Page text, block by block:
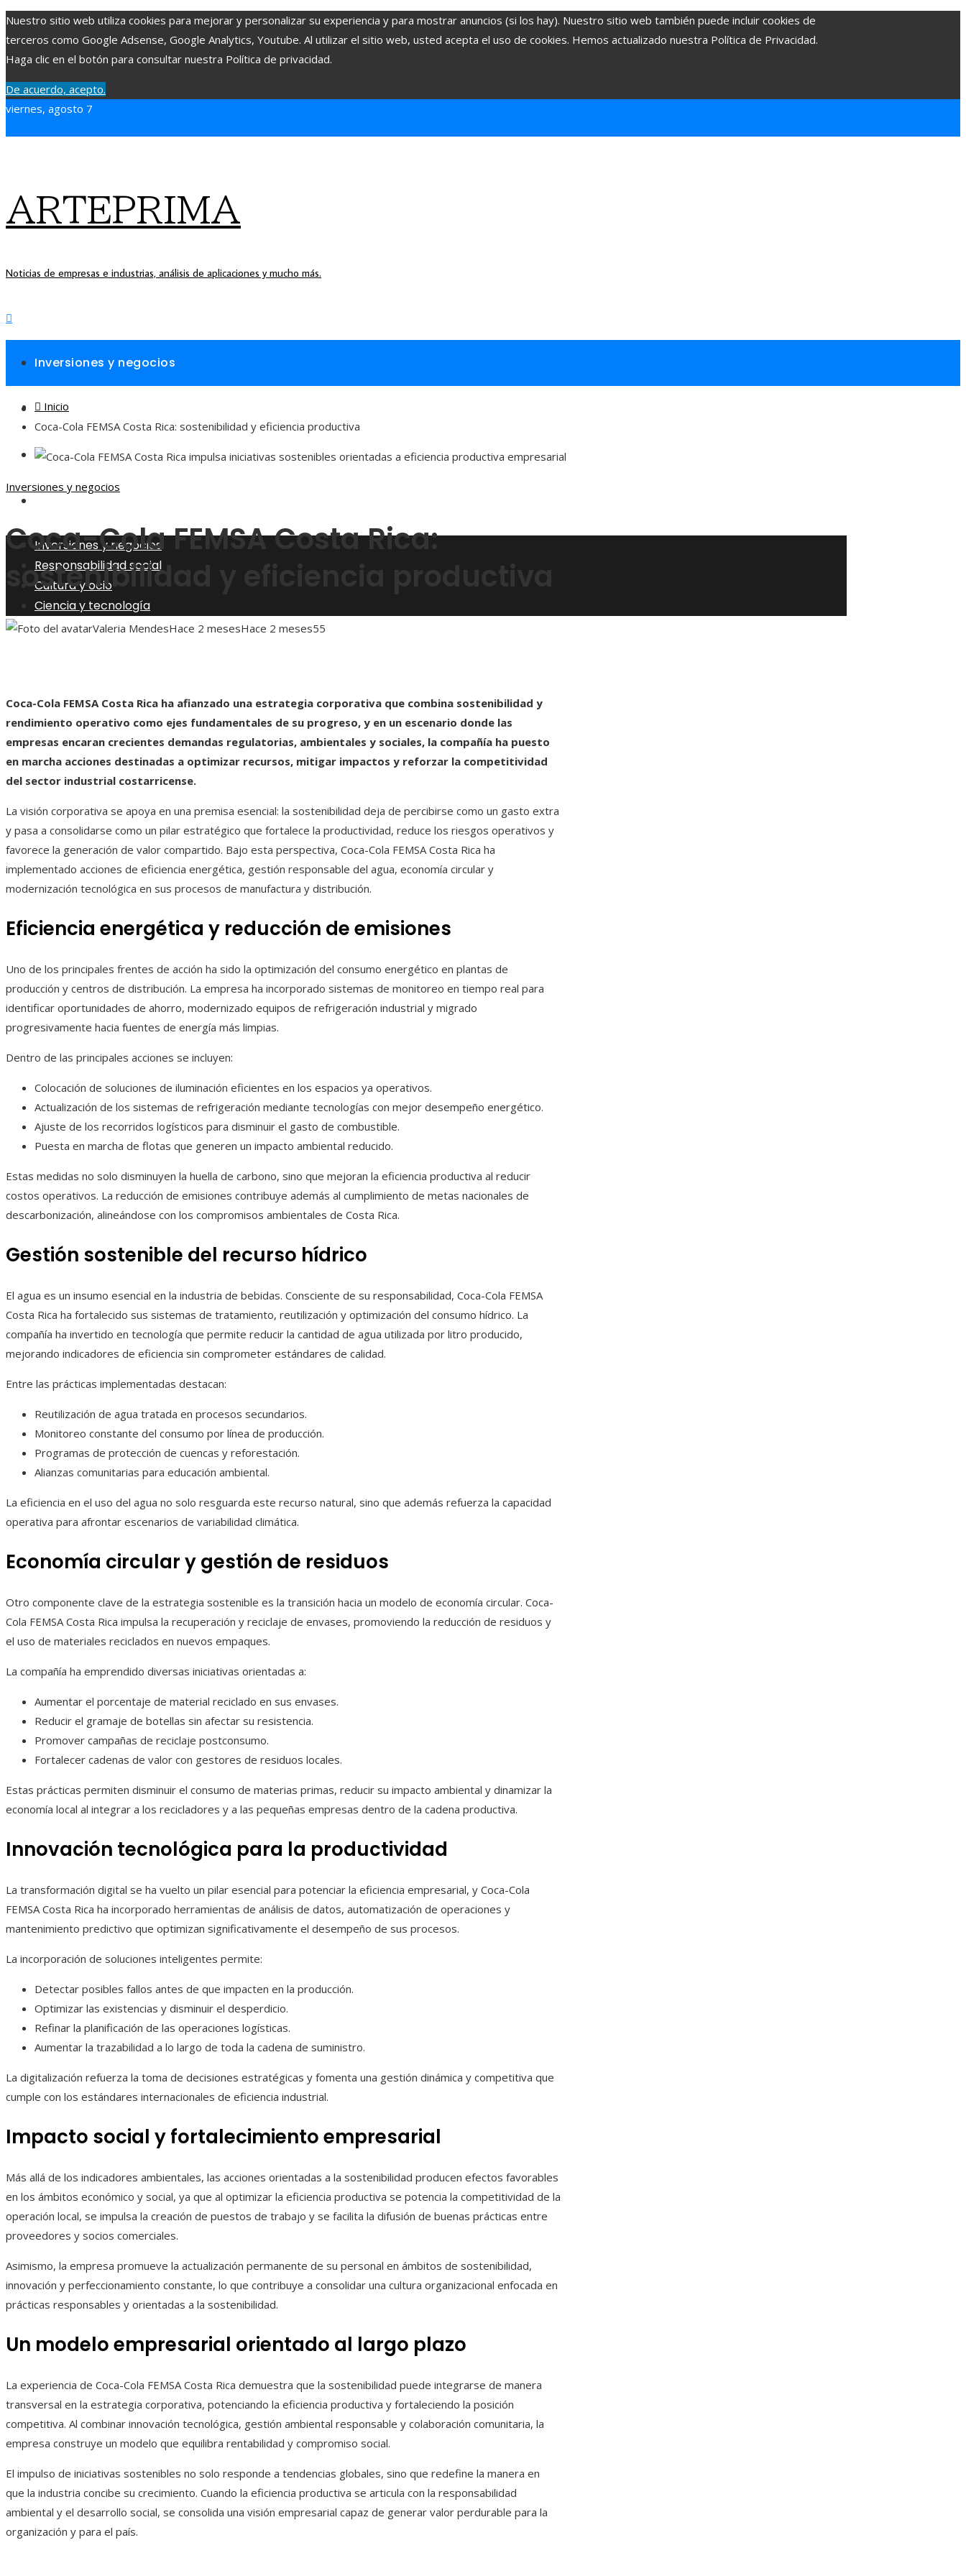
Nuestro sitio web utiliza cookies para mejorar y personalizar su experiencia y para mostrar anuncios (si los hay). Nuestro sitio web también puede incluir cookies de
terceros como Google Adsense, Google Analytics, Youtube. Al utilizar el sitio web, usted acepta el uso de cookies. Hemos actualizado nuestra Política de Privacidad.
Haga clic en el botón para consultar nuestra Política de privacidad.
De acuerdo, acepto.
viernes, agosto 7
ARTEPRIMA
Noticias de empresas e industrias, análisis de aplicaciones y mucho más.
Inversiones y negocios
Responsabilidad social
Cultura y ocio
Inversiones y negocios
Responsabilidad social
Cultura y ocio
Ciencia y tecnología
Inicio
Coca-Cola FEMSA Costa Rica: sostenibilidad y eficiencia productiva
Inversiones y negocios
Coca-Cola FEMSA Costa Rica:
sostenibilidad y eficiencia productiva
Valeria MendesHace 2 mesesHace 2 meses55
Coca-Cola FEMSA Costa Rica ha afianzado una estrategia corporativa que combina sostenibilidad y
rendimiento operativo como ejes fundamentales de su progreso, y en un escenario donde las
empresas encaran crecientes demandas regulatorias, ambientales y sociales, la compañía ha puesto
en marcha acciones destinadas a optimizar recursos, mitigar impactos y reforzar la competitividad
del sector industrial costarricense.
La visión corporativa se apoya en una premisa esencial: la sostenibilidad deja de percibirse como un gasto extra
y pasa a consolidarse como un pilar estratégico que fortalece la productividad, reduce los riesgos operativos y
favorece la generación de valor compartido. Bajo esta perspectiva, Coca-Cola FEMSA Costa Rica ha
implementado acciones de eficiencia energética, gestión responsable del agua, economía circular y
modernización tecnológica en sus procesos de manufactura y distribución.
Eficiencia energética y reducción de emisiones
Uno de los principales frentes de acción ha sido la optimización del consumo energético en plantas de
producción y centros de distribución. La empresa ha incorporado sistemas de monitoreo en tiempo real para
identificar oportunidades de ahorro, modernizado equipos de refrigeración industrial y migrado
progresivamente hacia fuentes de energía más limpias.
Dentro de las principales acciones se incluyen:
Colocación de soluciones de iluminación eficientes en los espacios ya operativos.
Actualización de los sistemas de refrigeración mediante tecnologías con mejor desempeño energético.
Ajuste de los recorridos logísticos para disminuir el gasto de combustible.
Puesta en marcha de flotas que generen un impacto ambiental reducido.
Estas medidas no solo disminuyen la huella de carbono, sino que mejoran la eficiencia productiva al reducir
costos operativos. La reducción de emisiones contribuye además al cumplimiento de metas nacionales de
descarbonización, alineándose con los compromisos ambientales de Costa Rica.
Gestión sostenible del recurso hídrico
El agua es un insumo esencial en la industria de bebidas. Consciente de su responsabilidad, Coca-Cola FEMSA
Costa Rica ha fortalecido sus sistemas de tratamiento, reutilización y optimización del consumo hídrico. La
compañía ha invertido en tecnología que permite reducir la cantidad de agua utilizada por litro producido,
mejorando indicadores de eficiencia sin comprometer estándares de calidad.
Entre las prácticas implementadas destacan:
Reutilización de agua tratada en procesos secundarios.
Monitoreo constante del consumo por línea de producción.
Programas de protección de cuencas y reforestación.
Alianzas comunitarias para educación ambiental.
La eficiencia en el uso del agua no solo resguarda este recurso natural, sino que además refuerza la capacidad
operativa para afrontar escenarios de variabilidad climática.
Economía circular y gestión de residuos
Otro componente clave de la estrategia sostenible es la transición hacia un modelo de economía circular. Coca-
Cola FEMSA Costa Rica impulsa la recuperación y reciclaje de envases, promoviendo la reducción de residuos y
el uso de materiales reciclados en nuevos empaques.
La compañía ha emprendido diversas iniciativas orientadas a:
Aumentar el porcentaje de material reciclado en sus envases.
Reducir el gramaje de botellas sin afectar su resistencia.
Promover campañas de reciclaje postconsumo.
Fortalecer cadenas de valor con gestores de residuos locales.
Estas prácticas permiten disminuir el consumo de materias primas, reducir su impacto ambiental y dinamizar la
economía local al integrar a los recicladores y a las pequeñas empresas dentro de la cadena productiva.
Innovación tecnológica para la productividad
La transformación digital se ha vuelto un pilar esencial para potenciar la eficiencia empresarial, y Coca-Cola
FEMSA Costa Rica ha incorporado herramientas de análisis de datos, automatización de operaciones y
mantenimiento predictivo que optimizan significativamente el desempeño de sus procesos.
La incorporación de soluciones inteligentes permite:
Detectar posibles fallos antes de que impacten en la producción.
Optimizar las existencias y disminuir el desperdicio.
Refinar la planificación de las operaciones logísticas.
Aumentar la trazabilidad a lo largo de toda la cadena de suministro.
La digitalización refuerza la toma de decisiones estratégicas y fomenta una gestión dinámica y competitiva que
cumple con los estándares internacionales de eficiencia industrial.
Impacto social y fortalecimiento empresarial
Más allá de los indicadores ambientales, las acciones orientadas a la sostenibilidad producen efectos favorables
en los ámbitos económico y social, ya que al optimizar la eficiencia productiva se potencia la competitividad de la
operación local, se impulsa la creación de puestos de trabajo y se facilita la difusión de buenas prácticas entre
proveedores y socios comerciales.
Asimismo, la empresa promueve la actualización permanente de su personal en ámbitos de sostenibilidad,
innovación y perfeccionamiento constante, lo que contribuye a consolidar una cultura organizacional enfocada en
prácticas responsables y orientadas a la sostenibilidad.
Un modelo empresarial orientado al largo plazo
La experiencia de Coca-Cola FEMSA Costa Rica demuestra que la sostenibilidad puede integrarse de manera
transversal en la estrategia corporativa, potenciando la eficiencia productiva y fortaleciendo la posición
competitiva. Al combinar innovación tecnológica, gestión ambiental responsable y colaboración comunitaria, la
empresa construye un modelo que equilibra rentabilidad y compromiso social.
El impulso de iniciativas sostenibles no solo responde a tendencias globales, sino que redefine la manera en
que la industria concibe su crecimiento. Cuando la eficiencia productiva se articula con la responsabilidad
ambiental y el desarrollo social, se consolida una visión empresarial capaz de generar valor perdurable para la
organización y para el país.